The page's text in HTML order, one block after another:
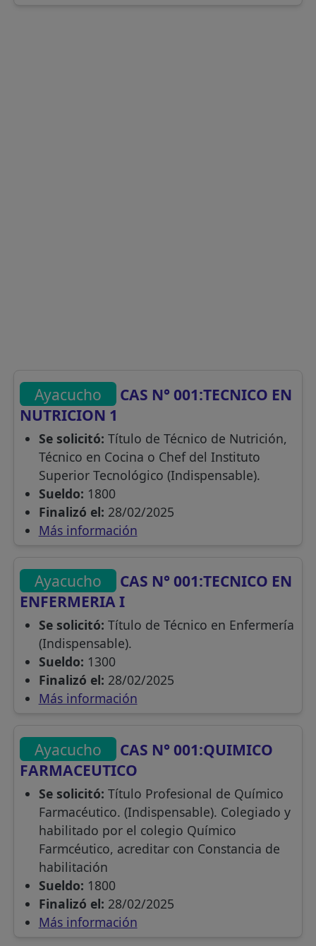
Ayacucho
CAS N° 001:TECNICO EN
NUTRICION 1
Se solicitó: Título de Técnico de Nutrición,
Técnico en Cocina o Chef del Instituto
Superior Tecnológico (Indispensable).
Sueldo: 1800
Finalizó el: 28/02/2025
Más información
Ayacucho
CAS N° 001:TECNICO EN
ENFERMERIA I
Se solicitó: Título de Técnico en Enfermería
(Indispensable).
Sueldo: 1300
Finalizó el: 28/02/2025
Más información
Ayacucho
CAS N° 001:QUIMICO
FARMACEUTICO
Se solicitó: Título Profesional de Químico
Farmacéutico. (Indispensable). Colegiado y
habilitado por el colegio Químico
Farmcéutico, acreditar con Constancia de
habilitación
Sueldo: 1800
Finalizó el: 28/02/2025
Más información